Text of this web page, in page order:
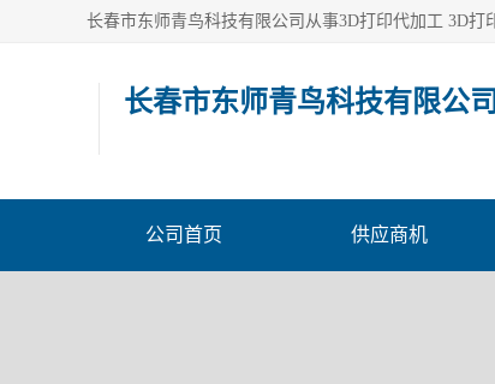
长春市东师青鸟科技有限公司
公司首页 供应商机